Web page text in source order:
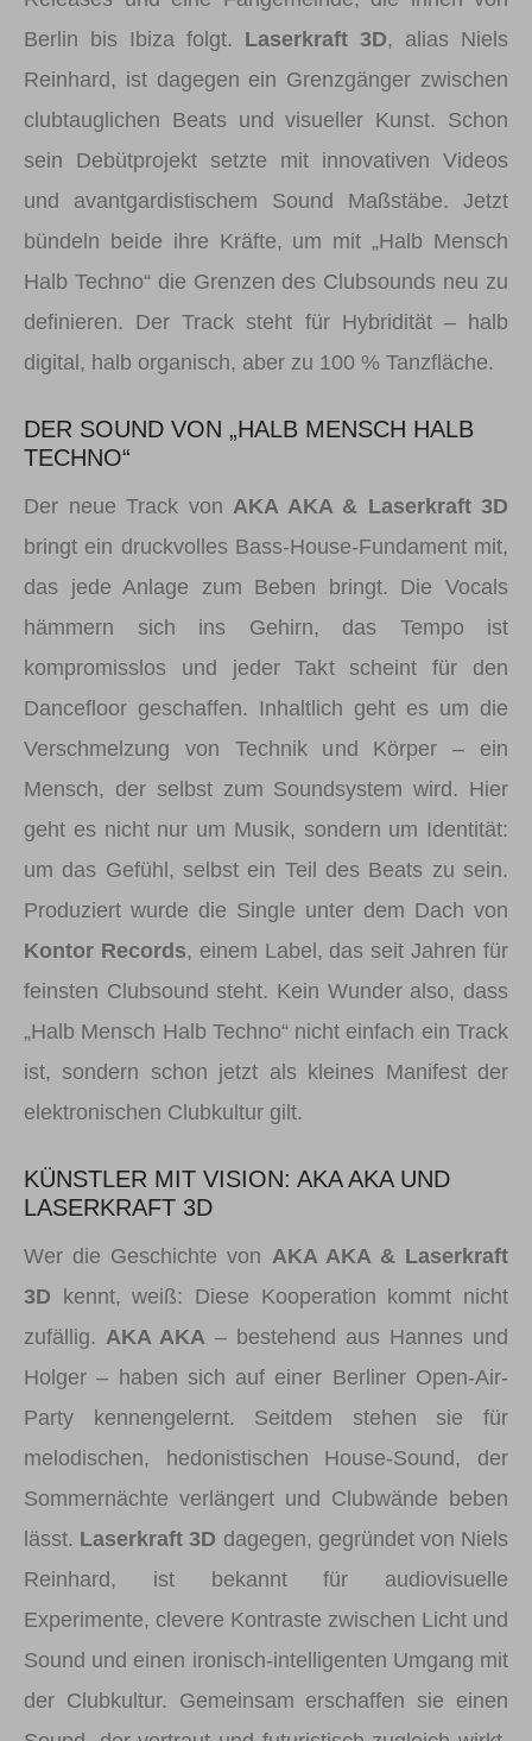
Berlin bis Ibiza folgt. Laserkraft 3D, alias Niels
Reinhard, ist dagegen ein Grenzgänger zwischen
clubtauglichen Beats und visueller Kunst. Schon
sein Debütprojekt setzte mit innovativen Videos
und avantgardistischem Sound Maßstäbe. Jetzt
bündeln beide ihre Kräfte, um mit „Halb Mensch
Halb Techno“ die Grenzen des Clubsounds neu zu
definieren. Der Track steht für Hybridität – halb
digital, halb organisch, aber zu 100 % Tanzfläche.
DER SOUND VON „HALB MENSCH HALB
TECHNO“
Der neue Track von AKA AKA & Laserkraft 3D
bringt ein druckvolles Bass-House-Fundament mit,
das jede Anlage zum Beben bringt. Die Vocals
hämmern sich ins Gehirn, das Tempo ist
kompromisslos und jeder Takt scheint für den
Dancefloor geschaffen. Inhaltlich geht es um die
Verschmelzung von Technik und Körper – ein
Mensch, der selbst zum Soundsystem wird. Hier
geht es nicht nur um Musik, sondern um Identität:
um das Gefühl, selbst ein Teil des Beats zu sein.
Produziert wurde die Single unter dem Dach von
Kontor Records, einem Label, das seit Jahren für
feinsten Clubsound steht. Kein Wunder also, dass
„Halb Mensch Halb Techno“ nicht einfach ein Track
ist, sondern schon jetzt als kleines Manifest der
elektronischen Clubkultur gilt.
KÜNSTLER MIT VISION: AKA AKA UND
LASERKRAFT 3D
Wer die Geschichte von AKA AKA & Laserkraft
3D kennt, weiß: Diese Kooperation kommt nicht
zufällig. AKA AKA – bestehend aus Hannes und
Holger – haben sich auf einer Berliner Open-Air-
Party kennengelernt. Seitdem stehen sie für
melodischen, hedonistischen House-Sound, der
Sommernächte verlängert und Clubwände beben
lässt. Laserkraft 3D dagegen, gegründet von Niels
Reinhard, ist bekannt für audiovisuelle
Experimente, clevere Kontraste zwischen Licht und
Sound und einen ironisch-intelligenten Umgang mit
der Clubkultur. Gemeinsam erschaffen sie einen